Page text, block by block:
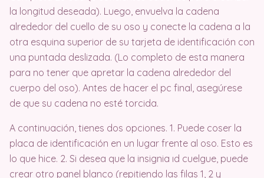
la longitud deseada). Luego, envuelva la cadena
alrededor del cuello de su oso y conecte la cadena a la
otra esquina superior de su tarjeta de identificación con
una puntada deslizada. (Lo completo de esta manera
para no tener que apretar la cadena alrededor del
cuerpo del oso). Antes de hacer el pc final, asegúrese
de que su cadena no esté torcida.
A continuación, tienes dos opciones. 1. Puede coser la
placa de identificación en un lugar frente al oso. Esto es
lo que hice. 2. Si desea que la insignia ıd cuelgue, puede
crear otro panel blanco (repitiendo las filas 1, 2 y